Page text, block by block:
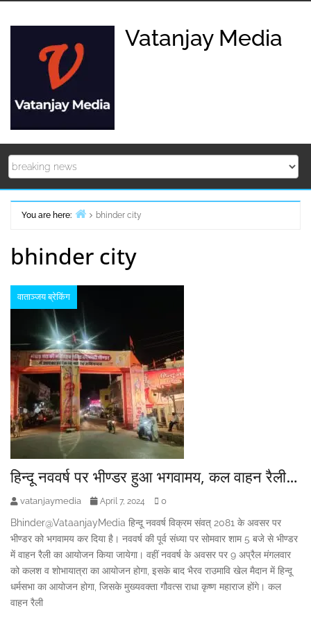
Vatanjay Media
You are here:
bhinder city
bhinder city
वाताञ्जय ब्रेकिंग
हिन्दू नववर्ष पर भीण्डर हुआ भगवामय, कल वाहन रैली…
vatanjaymedia April 7, 2024 0
Bhinder@VataanjayMedia हिन्दू नववर्ष विक्रम संवत् 2081 के अवसर पर
भीण्डर को भगवामय कर दिया है। नववर्ष की पूर्व संध्या पर सोमवार शाम 5 बजे से भीण्डर
में वाहन रैली का आयोजन किया जायेगा। वहीं नववर्ष के अवसर पर 9 अप्रैल मंगलवार
को कलश व शोभायात्रा का आयोजन होगा, इसके बाद भैरव राउमावि खेल मैदान में हिन्दू
धर्मसभा का आयोजन होगा, जिसके मुख्यवक्ता गौवत्स राधा कृष्ण महाराज होंगे। कल
वाहन रैली